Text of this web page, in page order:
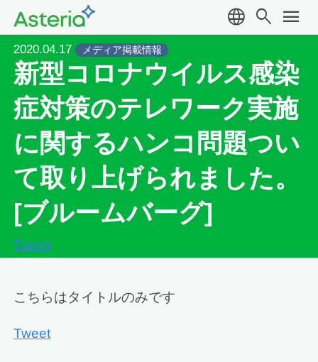
language search menu
2020.04.17 メディア掲載情報
新型コロナウイルス感染
症対策のテレワーク実施
に関するハンコ問題つい
て取り上げられました。
[ブルームバーグ]
Tweet
こちらはタイトルのみです
Tweet